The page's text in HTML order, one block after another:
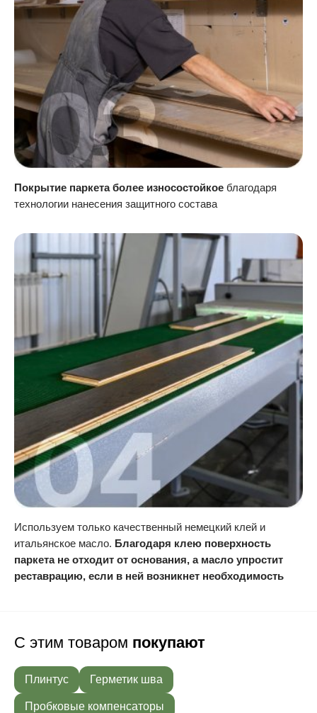
Покрытие паркета более износостойкое благодаря
технологии нанесения защитного состава
Используем только качественный немецкий клей и
итальянское масло. Благодаря клею поверхность
паркета не отходит от основания, а масло упростит
реставрацию, если в ней возникнет необходимость
С этим товаром покупают
Плинтус Герметик шва
Пробковые компенсаторы